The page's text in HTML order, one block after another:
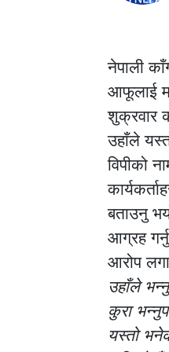
नेपाली
आफूलाई
शुक्रवार
उहाँले
विपीको
बताउनु
आग्रह
आरोप
उहाँले
कुरा
यस्तो